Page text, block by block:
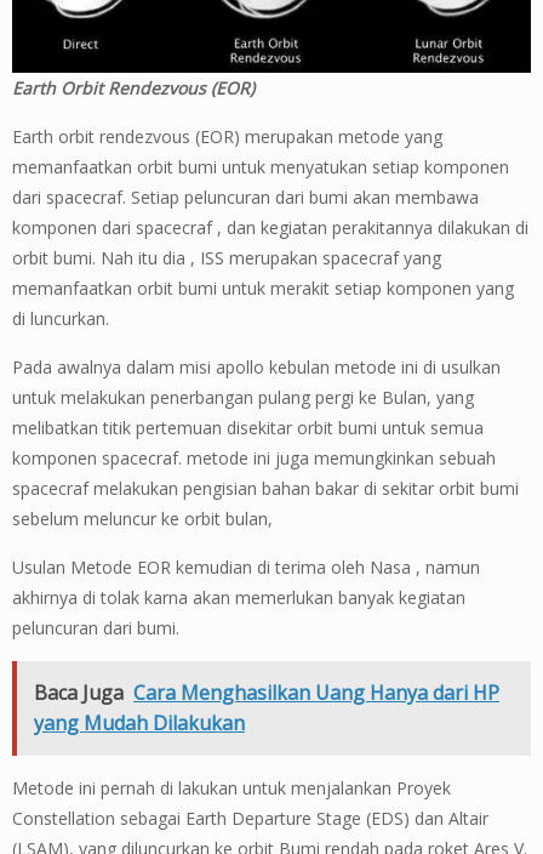
Earth Orbit Rendezvous (EOR)
Earth orbit rendezvous (EOR) merupakan metode yang
memanfaatkan orbit bumi untuk menyatukan setiap komponen
dari spacecraf. Setiap peluncuran dari bumi akan membawa
komponen dari spacecraf , dan kegiatan perakitannya dilakukan di
orbit bumi. Nah itu dia , ISS merupakan spacecraf yang
memanfaatkan orbit bumi untuk merakit setiap komponen yang
di luncurkan.
Pada awalnya dalam misi apollo kebulan metode ini di usulkan
untuk melakukan penerbangan pulang pergi ke Bulan, yang
melibatkan titik pertemuan disekitar orbit bumi untuk semua
komponen spacecraf. metode ini juga memungkinkan sebuah
spacecraf melakukan pengisian bahan bakar di sekitar orbit bumi
sebelum meluncur ke orbit bulan,
Usulan Metode EOR kemudian di terima oleh Nasa , namun
akhirnya di tolak karna akan memerlukan banyak kegiatan
peluncuran dari bumi.
Baca Juga Cara Menghasilkan Uang Hanya dari HP
yang Mudah Dilakukan
Metode ini pernah di lakukan untuk menjalankan Proyek
Constellation sebagai Earth Departure Stage (EDS) dan Altair
(LSAM), yang diluncurkan ke orbit Bumi rendah pada roket Ares V.